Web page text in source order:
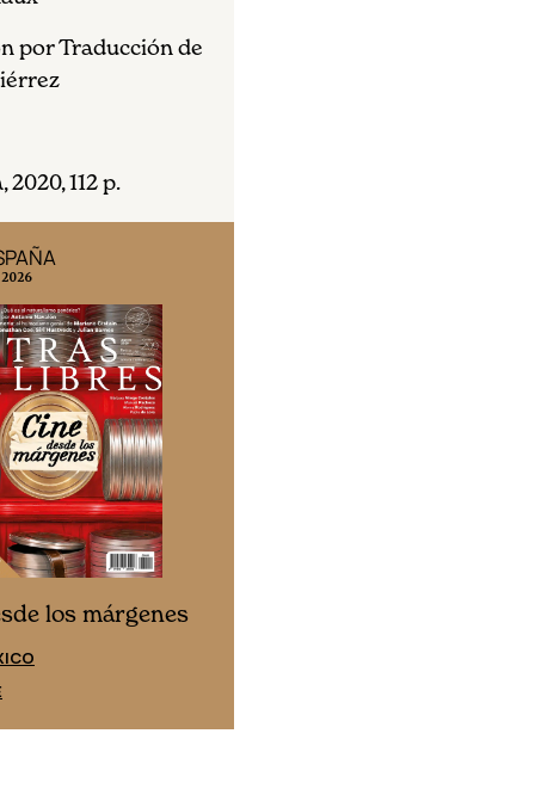
por Traducción de
112 p.
los márgenes